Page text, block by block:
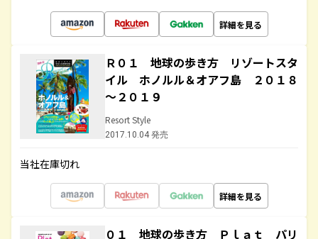
詳細を見る
Ｒ０１ 地球の歩き方 リゾートスタ
イル ホノルル＆オアフ島 ２０１８
～２０１９
Resort Style
2017.10.04 発売
当社在庫切れ
詳細を見る
０１ 地球の歩き方 Ｐｌａｔ パリ